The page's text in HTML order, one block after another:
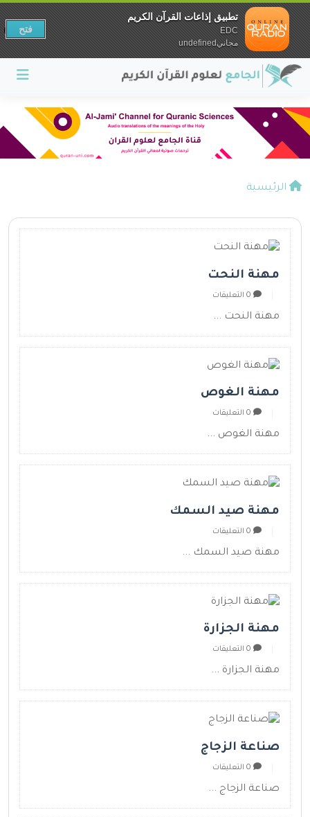
الرئيسية
مهنة النحت
مهنة النحت ...
مهنة الغوص
مهنة الغوص ...
مهنة صيد السمك
مهنة صيد السمك ...
مهنة الجزارة
مهنة الجزارة ...
صناعة الزجاج
صناعة الزجاج ...
تطبيق إذاعات القرآن الكريم
EDC
مجانيundefined
فتح